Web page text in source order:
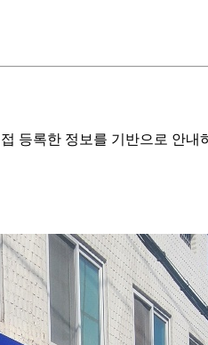
등록한 정보를 기반으로 안내